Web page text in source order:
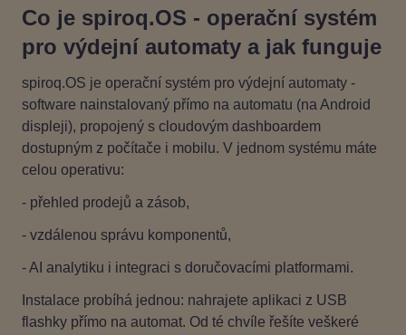
Co je spiroq.OS - operační systém
pro výdejní automaty a jak funguje
spiroq.OS je operační systém pro výdejní automaty -
software nainstalovaný přímo na automatu (na Android
displeji), propojený s cloudovým dashboardem
dostupným z počítače i mobilu. V jednom systému máte
celou operativu:
- přehled prodejů a zásob,
- vzdálenou správu komponentů,
- AI analytiku i integraci s doručovacími platformami.
Instalace probíhá jednou: nahrajete aplikaci z USB
flashky přímo na automat. Od té chvíle řešíte veškeré